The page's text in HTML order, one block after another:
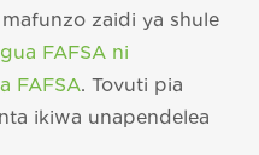
zaidi ya shule
FAFSA ni
FAFSA. Tovuti pia
ikiwa unapendelea